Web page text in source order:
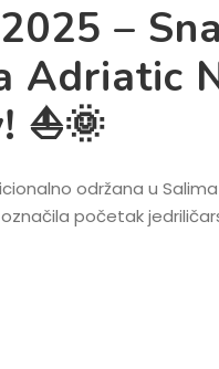
–
Adriatic
⛵🌞
održana u
početak